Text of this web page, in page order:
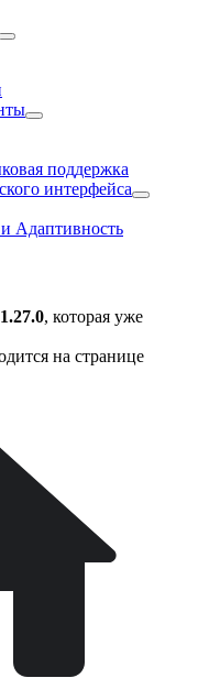
поддержка
интерфейса
Адаптивность
1.27.0, которая уже
на странице